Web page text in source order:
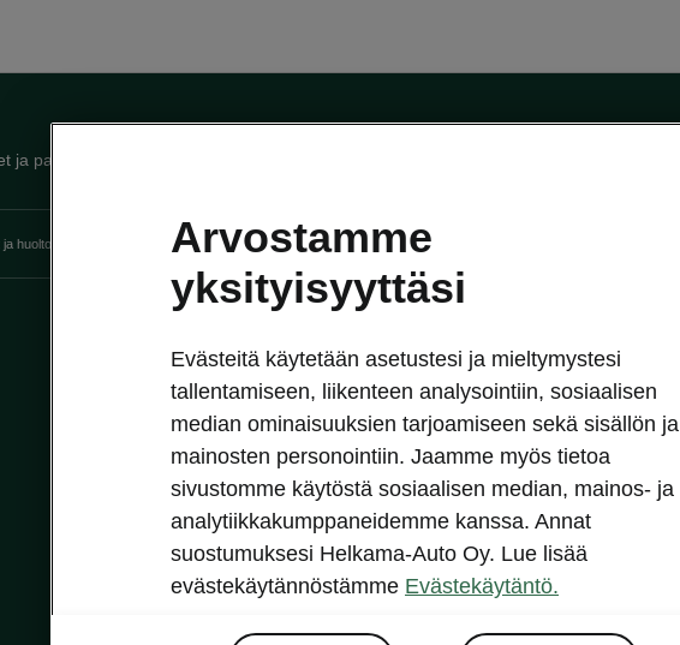
ja palaute
huolto Heti vapaat Škoda-mallit Käyttöohjeet Škoda Shop
Osta Škoda verkossa
Škoda Yksityisleasing
Škodan Vakuutus
Škoda 4×4 -mallit
Škoda-katumaasturimallit
Avustinjärjestelmät
Sähköautot ja hybridit
Sähköautot ja hybridit
Ladattavat hybridit
Vinkkejä sähköautoiluun
Ajoakku ja turvallisuus
Ohjelmiston päivitys
Arvostamme
yksityisyyttäsi
Evästeitä käytetään asetustesi ja mieltymystesi
tallentamiseen, liikenteen analysointiin, sosiaalisen
median ominaisuuksien tarjoamiseen sekä sisällön ja
mainosten personointiin. Jaamme myös tietoa
sivustomme käytöstä sosiaalisen median, mainos- ja
analytiikkakumppaneidemme kanssa. Annat
suostumuksesi Helkama-Auto Oy. Lue lisää
evästekäytännöstämme Evästekäytäntö.